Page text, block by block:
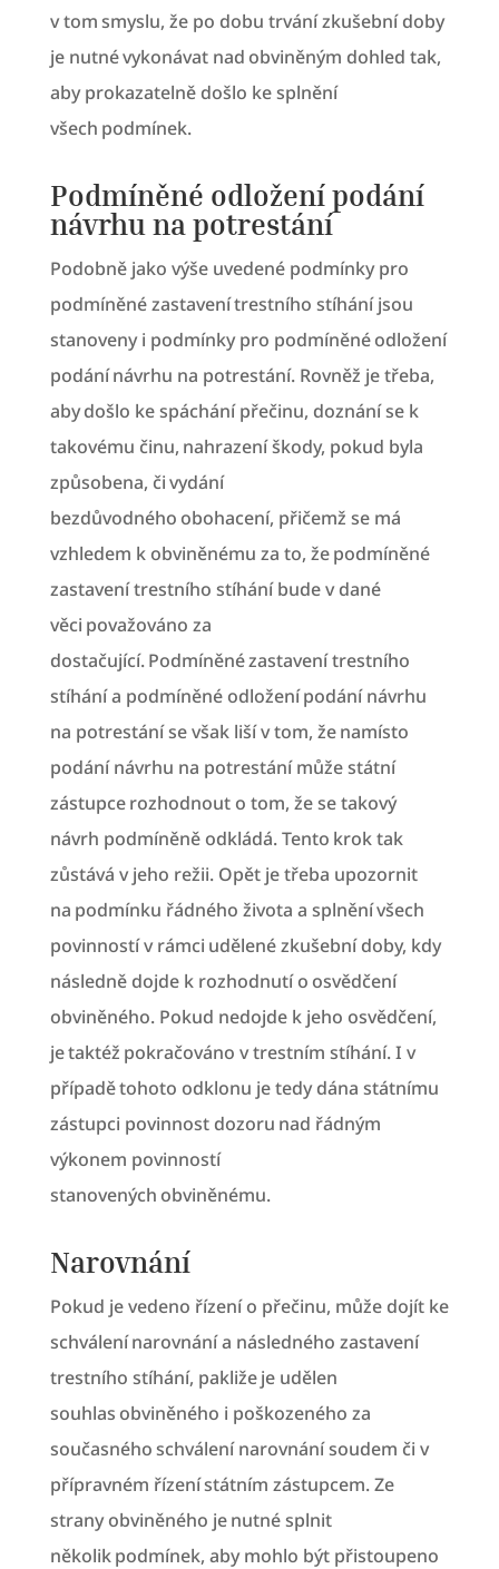
v tom smyslu, že po dobu trvání zkušební doby
je nutné vykonávat nad obviněným dohled tak,
aby prokazatelně došlo ke splnění
všech podmínek.
Podmíněné odložení podání
návrhu na potrestání
Podobně jako výše uvedené podmínky pro
podmíněné zastavení trestního stíhání jsou
stanoveny i podmínky pro podmíněné odložení
podání návrhu na potrestání. Rovněž je třeba,
aby došlo ke spáchání přečinu, doznání se k
takovému činu, nahrazení škody, pokud byla
způsobena, či vydání
bezdůvodného obohacení, přičemž se má
vzhledem k obviněnému za to, že podmíněné
zastavení trestního stíhání bude v dané
věci považováno za
dostačující. Podmíněné zastavení trestního
stíhání a podmíněné odložení podání návrhu
na potrestání se však liší v tom, že namísto
podání návrhu na potrestání může státní
zástupce rozhodnout o tom, že se takový
návrh podmíněně odkládá. Tento krok tak
zůstává v jeho režii. Opět je třeba upozornit
na podmínku řádného života a splnění všech
povinností v rámci udělené zkušební doby, kdy
následně dojde k rozhodnutí o osvědčení
obviněného. Pokud nedojde k jeho osvědčení,
je taktéž pokračováno v trestním stíhání. I v
případě tohoto odklonu je tedy dána státnímu
zástupci povinnost dozoru nad řádným
výkonem povinností
stanovených obviněnému.
Narovnání
Pokud je vedeno řízení o přečinu, může dojít ke
schválení narovnání a následného zastavení
trestního stíhání, pakliže je udělen
souhlas obviněného i poškozeného za
současného schválení narovnání soudem či v
přípravném řízení státním zástupcem. Ze
strany obviněného je nutné splnit
několik podmínek, aby mohlo být přistoupeno